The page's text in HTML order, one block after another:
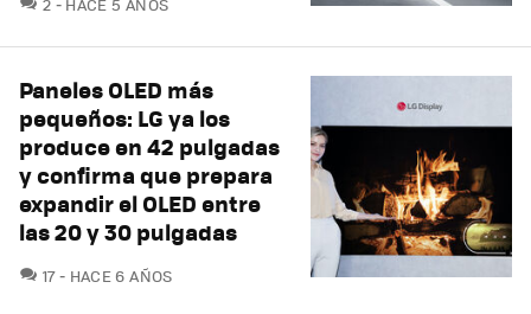
Paneles OLED más
pequeños: LG ya los
produce en 42 pulgadas
y confirma que prepara
expandir el OLED entre
las 20 y 30 pulgadas
17COMENTARIOS
HACE 6 AÑOS